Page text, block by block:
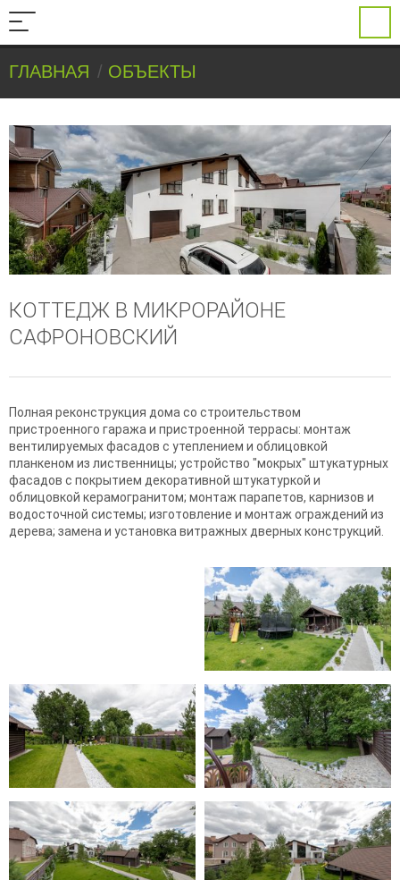
ГЛАВНАЯ ОБЪЕКТЫ
КОТТЕДЖ В МИКРОРАЙОНЕ
САФРОНОВСКИЙ
Полная реконструкция дома со строительством
пристроенного гаража и пристроенной террасы: монтаж
вентилируемых фасадов с утеплением и облицовкой
планкеном из лиственницы; устройство "мокрых" штукатурных
фасадов с покрытием декоративной штукатуркой и
облицовкой керамогранитом; монтаж парапетов, карнизов и
водосточной системы; изготовление и монтаж ограждений из
дерева; замена и установка витражных дверных конструкций.